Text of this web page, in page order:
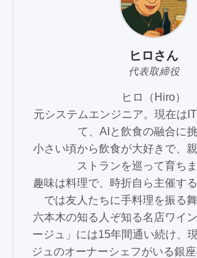
ヒロさん
代表取締役
ヒロ（Hiro）
元システムエンジニア。現在は
て、AIと飲食の融合に挑
小さい頃から飲食が大好きで、
ストランを巡って育ちま
趣味は料理で、時折自ら主催す
では友人たちに手料理を振る舞
六本木の知る人ぞ知る名店ワイ
ージュ」には15年間通い続け、
ジュのオーナーシェフがいる銀